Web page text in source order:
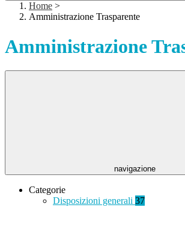
Home >
Amministrazione Trasparente
Amministrazione
navigazione
Categorie
Disposizioni generali 37